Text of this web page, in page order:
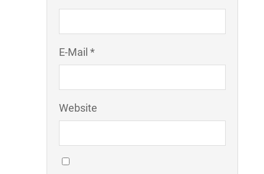
E-Mail *
Website